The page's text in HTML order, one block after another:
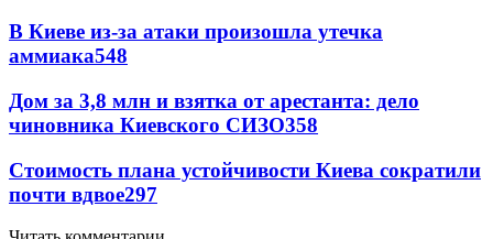
В Киеве из-за атаки произошла утечка
аммиака548
Дом за 3,8 млн и взятка от арестанта: дело
чиновника Киевского СИЗО358
Стоимость плана устойчивости Киева сократили
почти вдвое297